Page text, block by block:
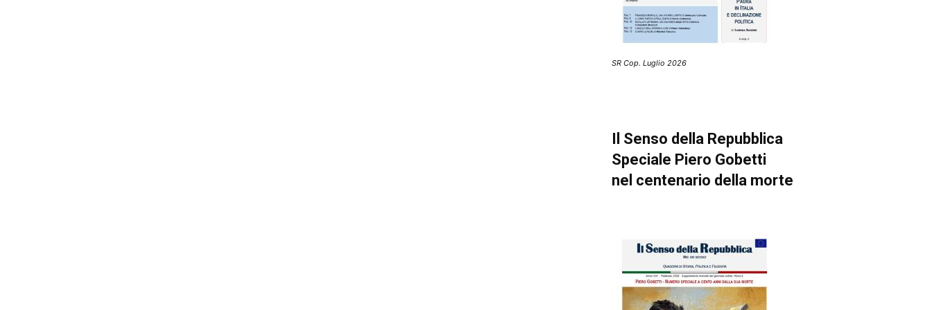
SR Cop. Luglio 2026
Il Senso della Repubblica
Speciale Piero Gobetti
nel centenario della morte